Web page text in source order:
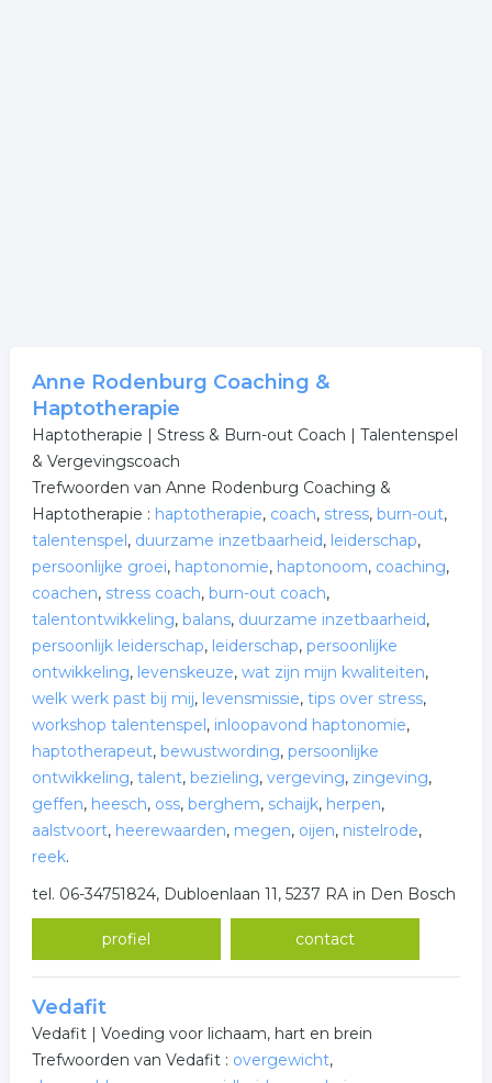
Anne Rodenburg Coaching &
Haptotherapie
Haptotherapie | Stress & Burn-out Coach | Talentenspel
& Vergevingscoach
Trefwoorden van Anne Rodenburg Coaching &
Haptotherapie : haptotherapie, coach, stress, burn-out,
talentenspel, duurzame inzetbaarheid, leiderschap,
persoonlijke groei, haptonomie, haptonoom, coaching,
coachen, stress coach, burn-out coach,
talentontwikkeling, balans, duurzame inzetbaarheid,
persoonlijk leiderschap, leiderschap, persoonlijke
ontwikkeling, levenskeuze, wat zijn mijn kwaliteiten,
welk werk past bij mij, levensmissie, tips over stress,
workshop talentenspel, inloopavond haptonomie,
haptotherapeut, bewustwording, persoonlijke
ontwikkeling, talent, bezieling, vergeving, zingeving,
geffen, heesch, oss, berghem, schaijk, herpen,
aalstvoort, heerewaarden, megen, oijen, nistelrode,
reek.
tel. 06-34751824, Dubloenlaan 11, 5237 RA in Den Bosch
profiel contact
Vedafit
Vedafit | Voeding voor lichaam, hart en brein
Trefwoorden van Vedafit : overgewicht,